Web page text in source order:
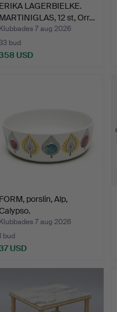
LAGERBIELKE.
12 st, Orr…
7 aug 2026
bud
USD
porslin, Alp,
7 aug 2026
bud
USD